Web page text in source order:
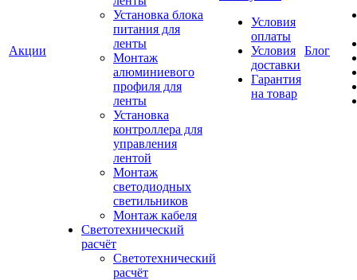
Акции
Установка блока
питания для
ленты
Монтаж
алюминиевого
профиля для
ленты
Установка
контроллера для
управления
лентой
Монтаж
светодиодных
светильников
Монтаж кабеля
Светотехнический
расчёт
Светотехнический
расчёт
Условия
оплаты
Условия
доставки
Гарантия
на товар
Блог